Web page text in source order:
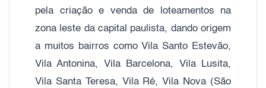
pela criação e venda de loteamentos na
zona leste da capital paulista, dando origem
a muitos bairros como Vila Santo Estevão,
Vila Antonina, Vila Barcelona, Vila Lusita,
Vila Santa Teresa, Vila Ré, Vila Nova (São